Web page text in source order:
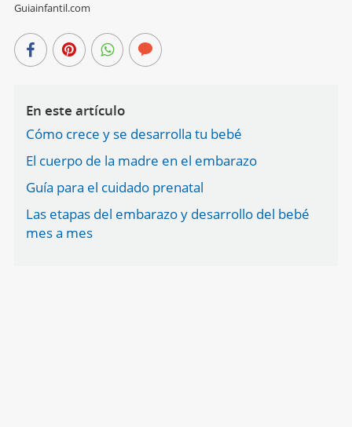
Guiainfantil.com
En este artículo
Cómo crece y se desarrolla tu bebé
El cuerpo de la madre en el embarazo
Guía para el cuidado prenatal
Las etapas del embarazo y desarrollo del bebé
mes a mes